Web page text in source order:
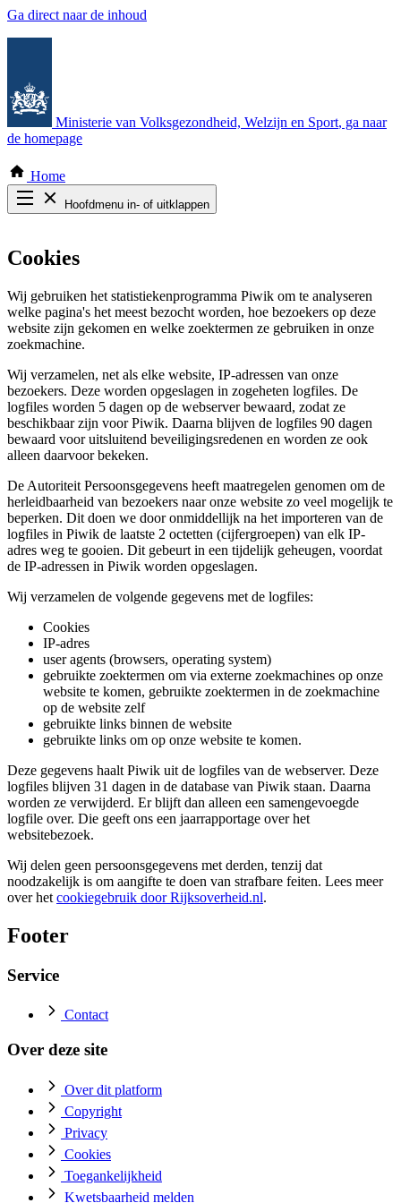
Ga direct naar de inhoud
Ministerie van Volksgezondheid, Welzijn en Sport, ga naar
de homepage
Home
Hoofdmenu in- of uitklappen
Thema COVID-19
Bekijk per bestuursorgaan
Cookies
Wij gebruiken het statistiekenprogramma Piwik om te analyseren
welke pagina's het meest bezocht worden, hoe bezoekers op deze
website zijn gekomen en welke zoektermen ze gebruiken in onze
zoekmachine.
Wij verzamelen, net als elke website, IP-adressen van onze
bezoekers. Deze worden opgeslagen in zogeheten logfiles. De
logfiles worden 5 dagen op de webserver bewaard, zodat ze
beschikbaar zijn voor Piwik. Daarna blijven de logfiles 90 dagen
bewaard voor uitsluitend beveiligingsredenen en worden ze ook
alleen daarvoor bekeken.
De Autoriteit Persoonsgegevens heeft maatregelen genomen om de
herleidbaarheid van bezoekers naar onze website zo veel mogelijk te
beperken. Dit doen we door onmiddellijk na het importeren van de
logfiles in Piwik de laatste 2 octetten (cijfergroepen) van elk IP-
adres weg te gooien. Dit gebeurt in een tijdelijk geheugen, voordat
de IP-adressen in Piwik worden opgeslagen.
Wij verzamelen de volgende gegevens met de logfiles:
Cookies
IP-adres
user agents (browsers, operating system)
gebruikte zoektermen om via externe zoekmachines op onze
website te komen, gebruikte zoektermen in de zoekmachine
op de website zelf
gebruikte links binnen de website
gebruikte links om op onze website te komen.
Deze gegevens haalt Piwik uit de logfiles van de webserver. Deze
logfiles blijven 31 dagen in de database van Piwik staan. Daarna
worden ze verwijderd. Er blijft dan alleen een samengevoegde
logfile over. Die geeft ons een jaarrapportage over het
websitebezoek.
Wij delen geen persoonsgegevens met derden, tenzij dat
noodzakelijk is om aangifte te doen van strafbare feiten. Lees meer
over het cookiegebruik door Rijksoverheid.nl.
Footer
Service
Contact
Over deze site
Over dit platform
Copyright
Privacy
Cookies
Toegankelijkheid
Kwetsbaarheid melden